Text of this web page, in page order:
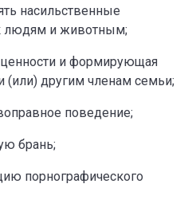
насильственные
людям и животным;
и формирующая
(или) другим членам семьи;
поведение;
брань;
порнографического